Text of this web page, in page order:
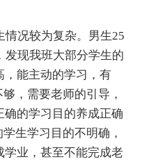
情况较为复杂。男生25
发现我班大部分学生的
，能主动的学习，有
，需要老师的引导，
的学习目的养成正确
生学习目的不明确，
学业，甚至不能完成老